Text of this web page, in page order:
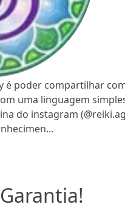
é poder compartilhar
uma linguagem
do instagram